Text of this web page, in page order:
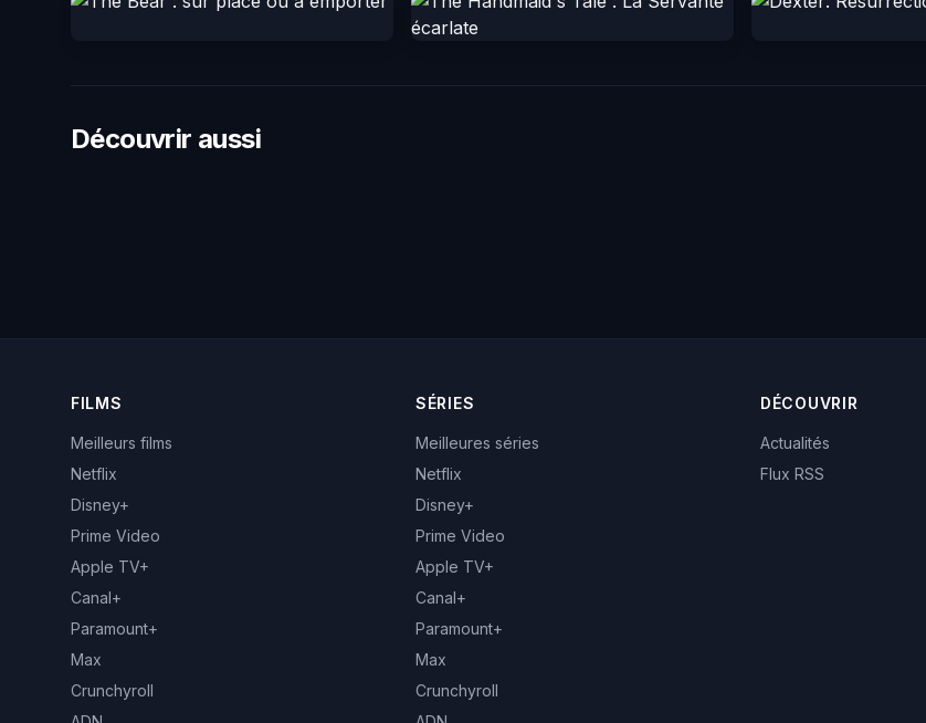
Découvrir aussi
FILMS
Meilleurs films
Netflix
Disney+
Prime Video
Apple TV+
Canal+
Paramount+
Max
Crunchyroll
SÉRIES
Meilleures séries
Netflix
Disney+
Prime Video
Apple TV+
Canal+
Paramount+
Max
Crunchyroll
DÉCOUVRIR
Actualités
Flux RSS